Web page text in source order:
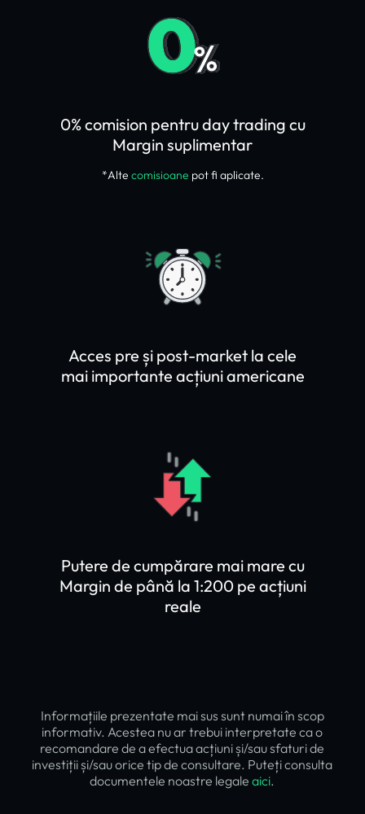
*Alte comisioane pot fi aplicate.
0% comision pentru day trading cu
Margin suplimentar
Acces pre și post-market la cele
mai importante acțiuni americane
Putere de cumpărare mai mare cu
Margin de până la 1:200 pe acțiuni
reale
Informațiile prezentate mai sus sunt numai în scop
informativ. Acestea nu ar trebui interpretate ca o
recomandare de a efectua acțiuni și/sau sfaturi de
investiții și/sau orice tip de consultare. Puteți consulta
documentele noastre legaleaici.